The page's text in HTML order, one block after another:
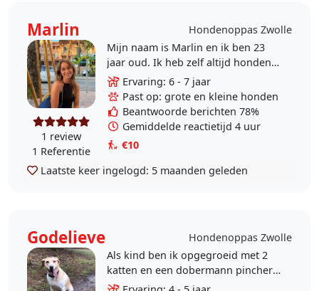
Marlin Hondenoppas Zwolle
1 review
1 Referentie
Mijn naam is Marlin en ik ben 23
jaar oud. Ik heb zelf altijd honden
thuis gehad en ik ben dus ook
ervaren als het gaat om wandelen
met grote/kleine..
Ervaring: 6 - 7 jaar
Past op: grote en kleine honden
Beantwoorde berichten 78%
Gemiddelde reactietijd 4 uur
€10
Laatste keer ingelogd: 5 maanden geleden
Godelieve
Hondenoppas Zwolle
Als kind ben ik opgegroeid met 2
katten en een dobermann pincher.
Ik ben altijd gek geweest van